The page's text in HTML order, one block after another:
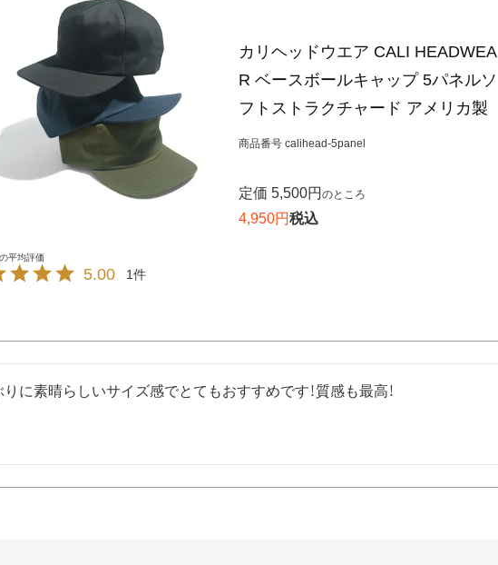
カリヘッドウエア CALI HEADWEA
R ベースボールキャップ 5パネルソ
フトストラクチャード アメリカ製
商品番号 calihead-5panel
定価 5,500 のところ
4,950 税込
5.00 1
りに素晴らしいサイズ感でとてもおすすめです！質感も最高！